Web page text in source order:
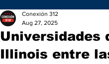
Universidades
Illinois entre
Conexión 312
Aug 27, 2025